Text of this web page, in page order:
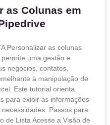
as Colunas em
Personalizar as colunas
uma gestão e
negócios, contatos,
à manipulação de
Este tutorial orienta
para exibir as informações
Passos para
de Lista Acesse a Visão de